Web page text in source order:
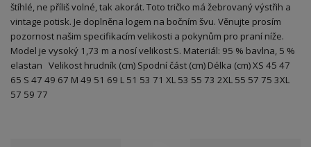
štíhlé, ne příliš volné, tak akorát. Toto tričko má žebrovaný výstřih a
vintage potisk. Je doplněna logem na bočním švu. Věnujte prosím
pozornost našim specifikacím velikosti a pokynům pro praní níže.
Model je vysoký 1,73 m a nosí velikost S. Materiál: 95 % bavlna, 5 %
elastan Velikost hrudník (cm) Spodní část (cm) Délka (cm) XS 45 47
65 S 47 49 67 M 49 51 69 L 51 53 71 XL 53 55 73 2XL 55 57 75 3XL
57 59 77